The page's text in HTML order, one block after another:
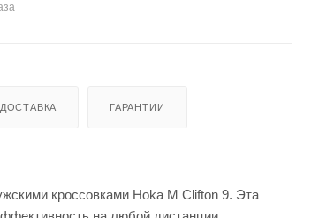
ГАРАНТИИ
кроссовками Hoka M Clifton 9. Эта